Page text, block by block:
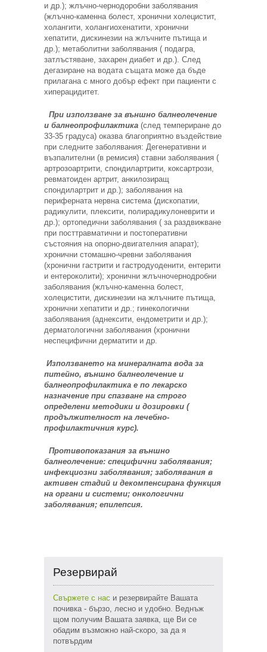
и др.); жлъчно-чернодоробни заболявания
(жлъчно-каменна болест, хронични холецистит,
холангити, холангиохенатити, хронични
хепатити, дискинезии на жлъчните пътища и
др.); метаболитни заболявания ( подагра,
затлъстяване, захарен диабет и др.). След
дегазиране на водата същата може да бъде
прилагана с много добър ефект при пациенти с
хиперацидитет.
При използване за външно балнеолечение
и балнеопрофилактика (след темпериране до
33-35 градуса) оказва благоприятно въздействие
при следните заболявания: Дегенеративни и
възпалителни (в ремисия) ставни заболявания (
артрозоартрити, спондилартрити, коксартрози,
ревматоиден артрит, анкилозиращ
спондилартрит и др.); заболявания на
периферната нервна система (дископатии,
радикулити, плексити, полирадикулоневрити и
др.); ортопедични заболявания ( за раздвижване
при посттравматични и постоперативни
състояния на опорно-двигателния апарат);
хронични стомашно-чревни заболявания
(хронични гастрити и гастродуоденити, ентерити
и ентероколити); хронични жлъчночернодробни
заболявания (жлъчно-каменна болест,
холецистити, дискинезии на жлъчните пътища,
хронични хепатити и др.; гинекологични
заболявания (аднексити, ендометрити и др.);
дерматологични заболявания (хронични
неспецифични дерматити и др.
Използването на минералната вода за
питейно, външно балнеолечение и
балнеопрофилактика е по лекарско
назначение при спазване на строго
определени методики и дозировки (
продължителност на лечебно-
профилактичния курс).
Противопоказания за външно
балнеолечение: специфични заболявания;
инфекциозни заболявания; заболявания в
активен стадий и декомпенсирана функция
на органи и системи; онкологични
заболявания; епилепсия.
Резервирай
Свържете с нас и резервирайте Вашата
почивка - бързо, лесно и удобно. Веднъж
щом получим Вашата заявка, ще Ви се
обадим възможно най-скоро, за да я
потвърдим